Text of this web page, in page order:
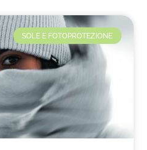
SOLE E FOTOPROTEZIONE